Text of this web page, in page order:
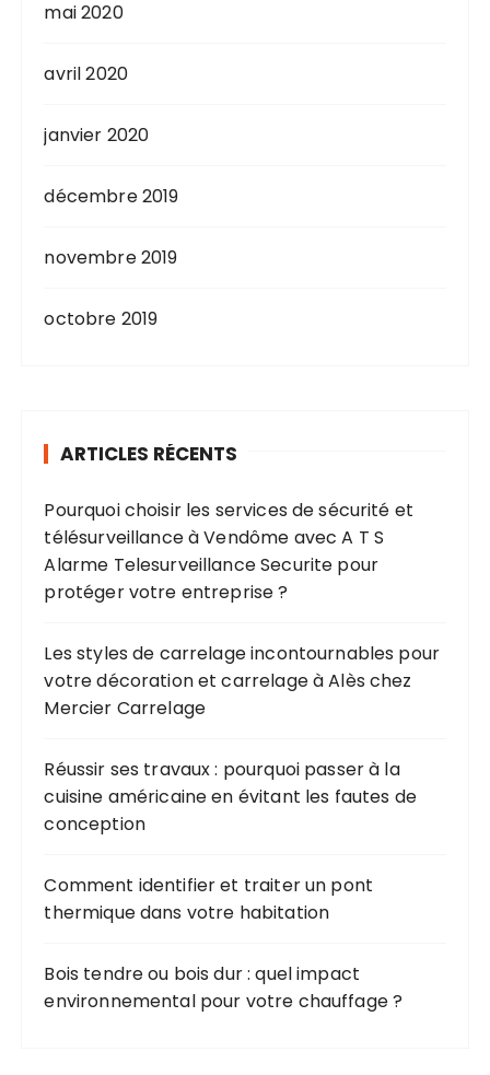
mai 2020
avril 2020
janvier 2020
décembre 2019
novembre 2019
octobre 2019
ARTICLES RÉCENTS
Pourquoi choisir les services de sécurité et
télésurveillance à Vendôme avec A T S
Alarme Telesurveillance Securite pour
protéger votre entreprise ?
Les styles de carrelage incontournables pour
votre décoration et carrelage à Alès chez
Mercier Carrelage
Réussir ses travaux : pourquoi passer à la
cuisine américaine en évitant les fautes de
conception
Comment identifier et traiter un pont
thermique dans votre habitation
Bois tendre ou bois dur : quel impact
environnemental pour votre chauffage ?